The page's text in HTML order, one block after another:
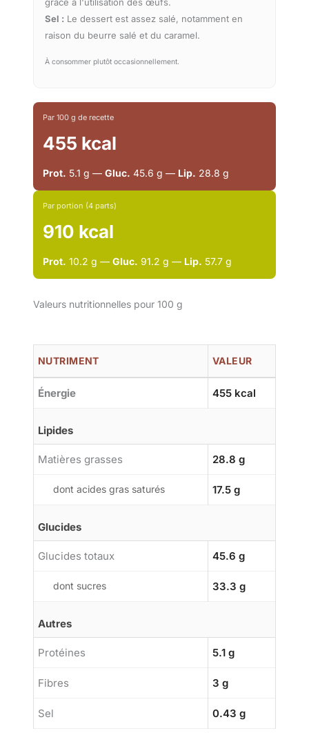
Sel : Le dessert est assez salé, notamment en
raison du beurre salé et du caramel.
À consommer plutôt occasionnellement.
Par 100 g de recette
455 kcal
Prot. 5.1 g — Gluc. 45.6 g — Lip. 28.8 g
Par portion (4 parts)
910 kcal
Prot. 10.2 g — Gluc. 91.2 g — Lip. 57.7 g
Valeurs nutritionnelles pour 100 g
NUTRIMENT VALEUR
Énergie 455 kcal
Lipides
Matières grasses 28.8 g
dont acides gras saturés 17.5 g
Glucides
Glucides totaux 45.6 g
dont sucres 33.3 g
Autres
Protéines 5.1 g
Fibres 3 g
Sel 0.43 g